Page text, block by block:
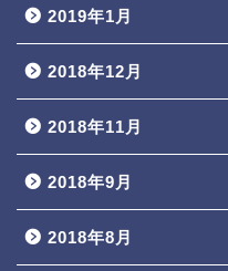
2019年1月
2018年12月
2018年11月
2018年9月
2018年8月